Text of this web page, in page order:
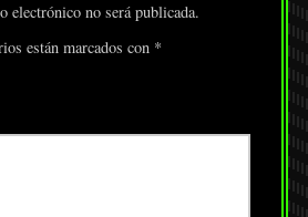
electrónico no será publicada.
están marcados con *